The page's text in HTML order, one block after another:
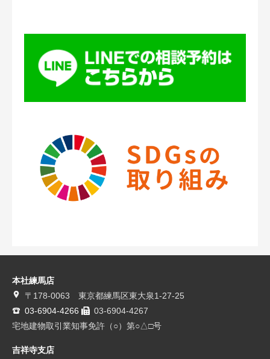
本社練馬店
〒178-0063 東京都練馬区東大泉1-27-25
03-6904-4266
03-6904-4267
宅地建物取引業知事免許（○）第○△□号
吉祥寺支店